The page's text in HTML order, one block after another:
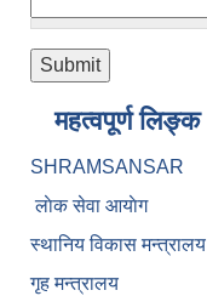
महत्वपूर्ण लिङ्क
SHRAMSANSAR
लाेक सेवा आयाेग
स्थानिय विकास मन्त्रालय
गृह मन्त्रालय